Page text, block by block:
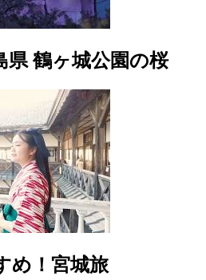
県 鶴ヶ城公園の桜
め！宮城旅